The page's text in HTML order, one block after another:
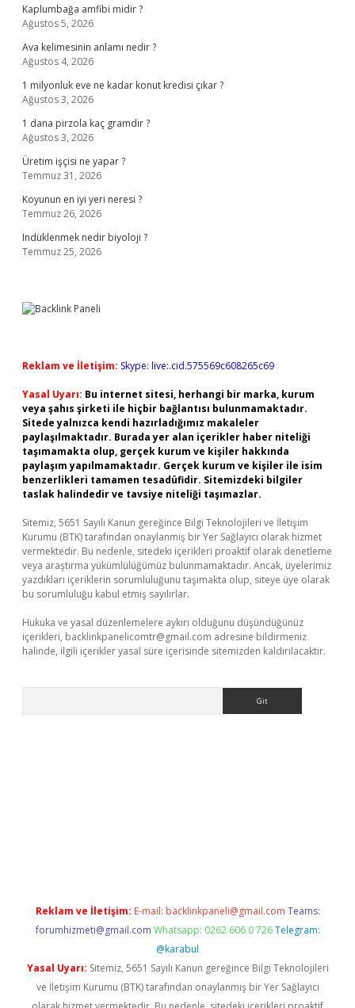
Kaplumbağa amfibi midir ?
Ağustos 5, 2026
Ava kelimesinin anlamı nedir ?
Ağustos 4, 2026
1 milyonluk eve ne kadar konut kredisi çıkar ?
Ağustos 3, 2026
1 dana pirzola kaç gramdır ?
Ağustos 3, 2026
Üretim işçisi ne yapar ?
Temmuz 31, 2026
Koyunun en iyi yeri neresi ?
Temmuz 26, 2026
Indüklenmek nedir biyoloji ?
Temmuz 25, 2026
Reklam ve İletişim: Skype: live:.cid.575569c608265c69
Yasal Uyarı: Bu internet sitesi, herhangi bir marka, kurum
veya şahıs şirketi ile hiçbir bağlantısı bulunmamaktadır.
Sitede yalnızca kendi hazırladığımız makaleler
paylaşılmaktadır. Burada yer alan içerikler haber niteliği
taşımamakta olup, gerçek kurum ve kişiler hakkında
paylaşım yapılmamaktadır. Gerçek kurum ve kişiler ile isim
benzerlikleri tamamen tesadüfidir. Sitemizdeki bilgiler
taslak halindedir ve tavsiye niteliği taşımazlar.
Sitemiz, 5651 Sayılı Kanun gereğince Bilgi Teknolojileri ve İletişim
Kurumu (BTK) tarafından onaylanmış bir Yer Sağlayıcı olarak hizmet
vermektedir. Bu nedenle, sitedeki içerikleri proaktif olarak denetleme
veya araştırma yükümlülüğümüz bulunmamaktadır. Ancak, üyelerimiz
yazdıkları içeriklerin sorumluluğunu taşımakta olup, siteye üye olarak
bu sorumluluğu kabul etmiş sayılırlar.
Hukuka ve yasal düzenlemelere aykırı olduğunu düşündüğünüz
içerikleri, backlinkpanelicomtr@gmail.com adresine bildirmeniz
halinde, ilgili içerikler yasal süre içerisinde sitemizden kaldırılacaktır.
Reklam ve İletişim: E-mail: backlinkpaneli@gmail.com Teams:
forumhizmeti@gmail.com Whatsapp: 0262 606 0 726 Telegram:
@karabul
Yasal Uyarı: Sitemiz, 5651 Sayılı Kanun gereğince Bilgi Teknolojileri
ve İletişim Kurumu (BTK) tarafından onaylanmış bir Yer Sağlayıcı